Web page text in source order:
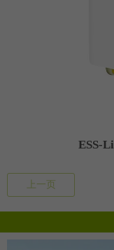
ESS-
上一页